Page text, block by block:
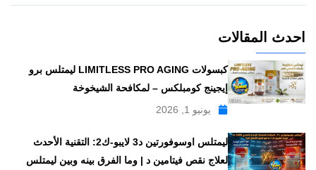
احدث المقالات
كبسولات LIMITLESS PRO AGING ليمتلس برو
إيجينج كومبلكس – لمكافحة الشيخوخة
يونيو 1, 2026
ليمتلس اوسوفورتين د3 لايبو-ك2: التقنية الأحدث
لعلاج نقص فيتامين د | وما الفرق بينه وبين ليمتلس